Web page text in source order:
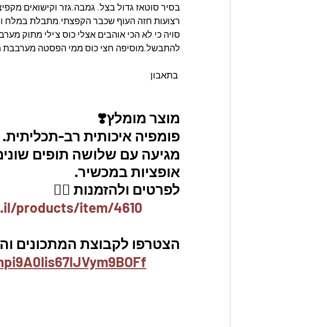
סויה כי לא הכי אוהבים אצלי כוס צ'ילי מתוק
להתבשל,מוסיפה חצי כוס ממי הפסטה מערבבת
מוצר מומלץ❣️
פומפיה איכותית רב-תכליתית.
מגיעה עם שלושה תופים
אופציות במכשיר.
לפרטים ולהזמנות 👇🏼
products/item/4610
הצטרפו לקבוצת המתכונים